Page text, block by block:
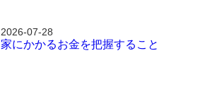
2026-07-28
家にかかるお金を把握すること